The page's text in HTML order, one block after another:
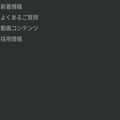
新着情報
よくあるご質問
動画コンテンツ
採用情報